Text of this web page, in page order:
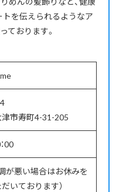
を伝えられるようなア
ております。
市寿町4-31-205
00
が悪い場合はお休みを
いております）